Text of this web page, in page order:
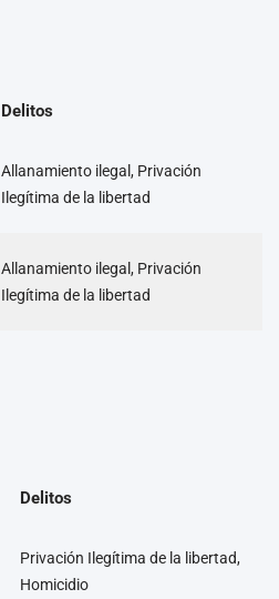
Delitos
Allanamiento ilegal, Privación
Ilegítima de la libertad
Allanamiento ilegal, Privación
Ilegítima de la libertad
Delitos
Privación Ilegítima de la libertad,
Homicidio